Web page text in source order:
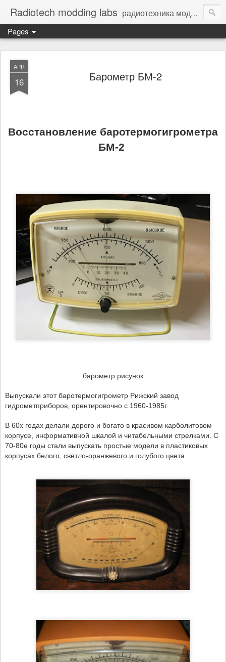
Radiotech modding labs радиотехника моддинг винтажная электроника - Vintage Electronic
Pages
APR
16 Барометр БМ-2
Восстановление баротермогигрометра
БМ-2
барометр рисунок
Выпускали этот баротермогигрометр Рижский завод
гидрометприборов, орентировочно с 1960-1985г.
В 60х годах делали дорого и богато в красивом карболитовом
корпусе, информативной шкалой и читабельными стрелками. С
70-80е годы стали выпускать простые модели в пластиковых
корпусах белого, светло-оранжевого и голубого цвета.